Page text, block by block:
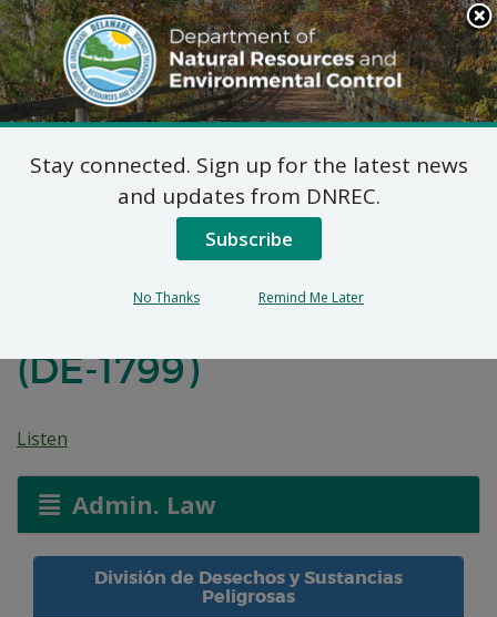
Search
This
Site
DNREC Menu
Plan Final de Acción
Correctiva para la
Antigua Propiedad de
(DE-1799)
Listen
Admin. Law
División de Desechos y Sustancias
Peligrosas
Stay connected. Sign up for the latest news
and updates from DNREC.
Subscribe
No Thanks Remind Me Later